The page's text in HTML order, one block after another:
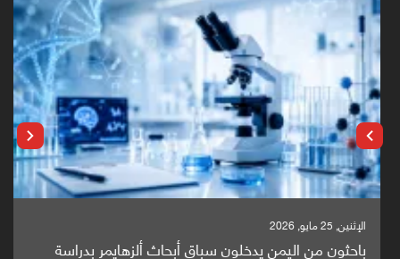
الإثنين, 25 مايو, 2026
باحثون من اليمن يدخلون سباق أبحاث ألزهايمر بدراسة